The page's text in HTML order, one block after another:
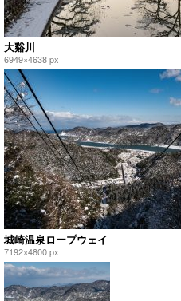
大谿川
6949×4638 px
城崎温泉ロープウェイ
7192×4800 px